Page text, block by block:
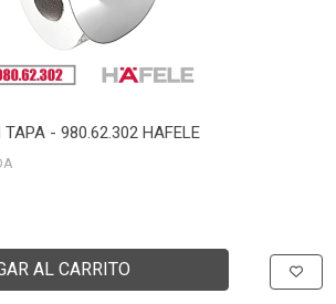
TAPA - 980.62.302 HAFELE
AL CARRITO